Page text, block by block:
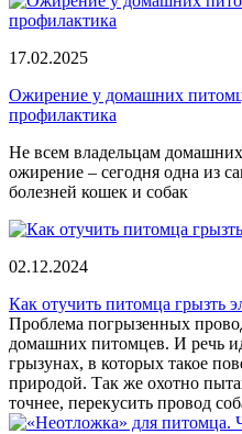
17.02.2025
Ожирение у домашних
профилактика
Не всем владельцам
ожирение – сегодня одна из
болезней кошек и собак
02.12.2024
Как отучить питомца грызть
Проблема погрызенных
домашних питомцев. И речь
грызунах, в которых такое
природой. Так же охотно
точнее, перекусить провод